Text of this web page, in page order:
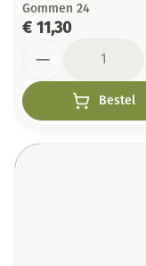
Gommen 24
€ 11,30
Bestel